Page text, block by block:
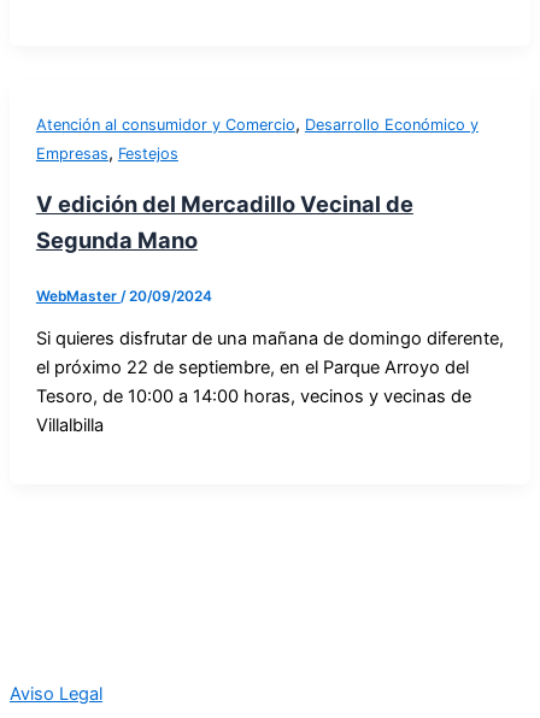
Atención al consumidor y Comercio, Desarrollo Económico y
Empresas, Festejos
V edición del Mercadillo Vecinal de
Segunda Mano
WebMaster /20/09/2024
Si quieres disfrutar de una mañana de domingo diferente,
el próximo 22 de septiembre, en el Parque Arroyo del
Tesoro, de 10:00 a 14:00 horas, vecinos y vecinas de
Villalbilla
Aviso Legal